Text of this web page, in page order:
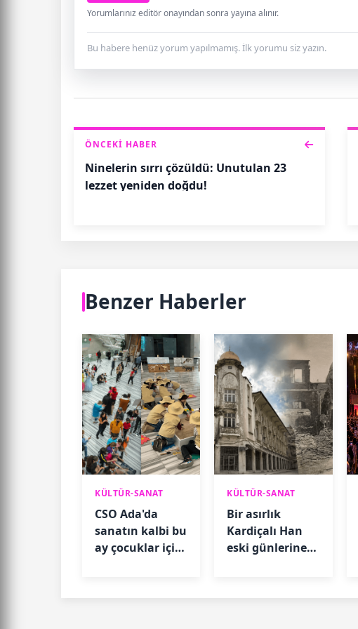
Yorumlarınız editör onayından sonra yayına alınır.
Bu habere henüz yorum yapılmamış. İlk yorumu siz yazın.
ÖNCEKI HABER
Ninelerin sırrı çözüldü: Unutulan 23
lezzet yeniden doğdu!
Benzer Haberler
KÜLTÜR-SANAT
CSO Ada'da
sanatın kalbi bu
ay çocuklar için
KÜLTÜR-SANAT
Bir asırlık
Kardiçalı Han
eski günlerine